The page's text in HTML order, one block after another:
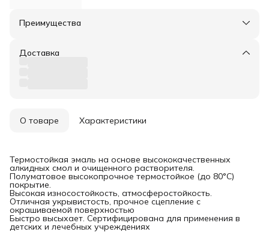
Преимущества
Оплата частями в Сплит
Удобный возврат
Доставка
О товаре Характеристики
Термостойкая эмаль на основе высококачественных
алкидных смол и очищенного растворителя.
Полуматовое высокопрочное термостойкое (до 80°С)
покрытие.
Высокая износостойкость, атмосферостойкость.
Отличная укрывистость, прочное сцепление с
окрашиваемой поверхностью
Быстро высыхает. Сертифицирована для применения в
детских и лечебных учреждениях